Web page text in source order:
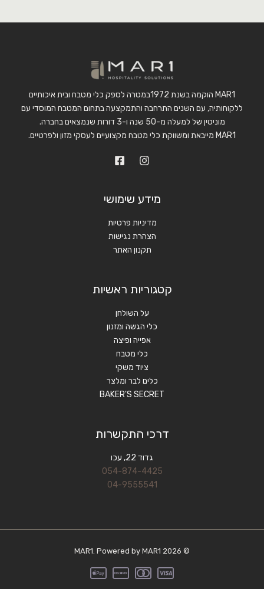
MAR1 הוקמה בשנת 1972במטרה לספק כלי מטבח ובית איכותיים
ללקוחותיה, עם השנים התרחבה והתמקצעה בתחום המטבח המוסדי עם
מוניטין של למעלה מ-50 שנה ו-3 דורות שנמצאים בחברה.
MAR1 מייבאת ומשווקת כלי מטבח מקצועיים לעסקי מזון ולפרטיים.
מידע שימושי
מדיניות פרטיות
הצהרת נגישות
תקנון האתר
קטגוריות ראשיות
על השולחן
כלי הגשה ומזנון
אפייה ופיצה
כלי מטבח
ציוד משקי
כלים לבר ומלצר
BAKER'S SECRET
דרכי התקשרות
גדוד 22, עכו
054-874-4425
04-9555541
© 2026 MAR1. Powered by MAR1